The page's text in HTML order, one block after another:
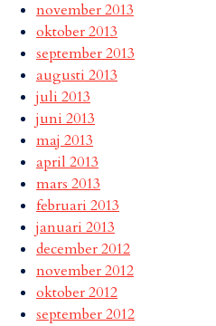
november 2013
oktober 2013
september 2013
augusti 2013
juli 2013
juni 2013
maj 2013
april 2013
mars 2013
februari 2013
januari 2013
december 2012
november 2012
oktober 2012
september 2012